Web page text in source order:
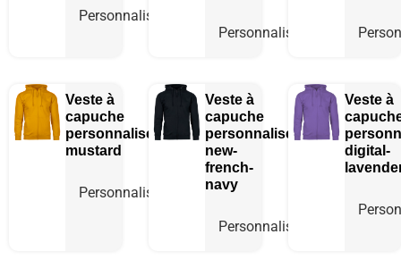
Personnaliser
Personnaliser
Veste à
capuche
personnalisée
mustard
Personnaliser
Veste à
capuche
personnalisée
new-
french-
navy
Personnaliser
Veste à
digital-